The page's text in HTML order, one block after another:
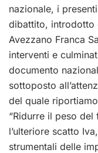
nazionale, i
dibattito, introdotto
Avezzano Franca
interventi e
documento
sottoposto
del quale
“Ridurre il peso
l’ulteriore scatto
strumentali delle